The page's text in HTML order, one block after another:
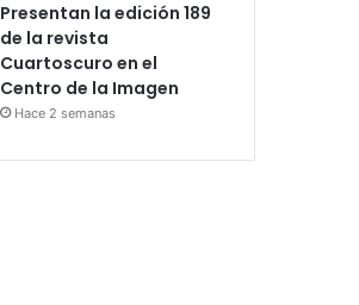
Presentan la edición 189
de la revista
Cuartoscuro en el
Centro de la Imagen
Hace 2 semanas